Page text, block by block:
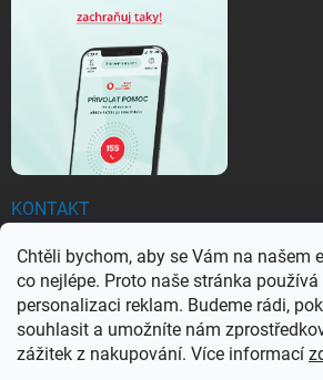
Chtěli bychom, aby se Vám na našem
co nejlépe. Proto naše stránka
personalizaci reklam. Budeme rádi,
souhlasit a umožníte nám
zážitek z nakupování. Více informací
KONTAKT
objednavky @ezachranar.cz
+420 601 155 100
+420 601 155 100